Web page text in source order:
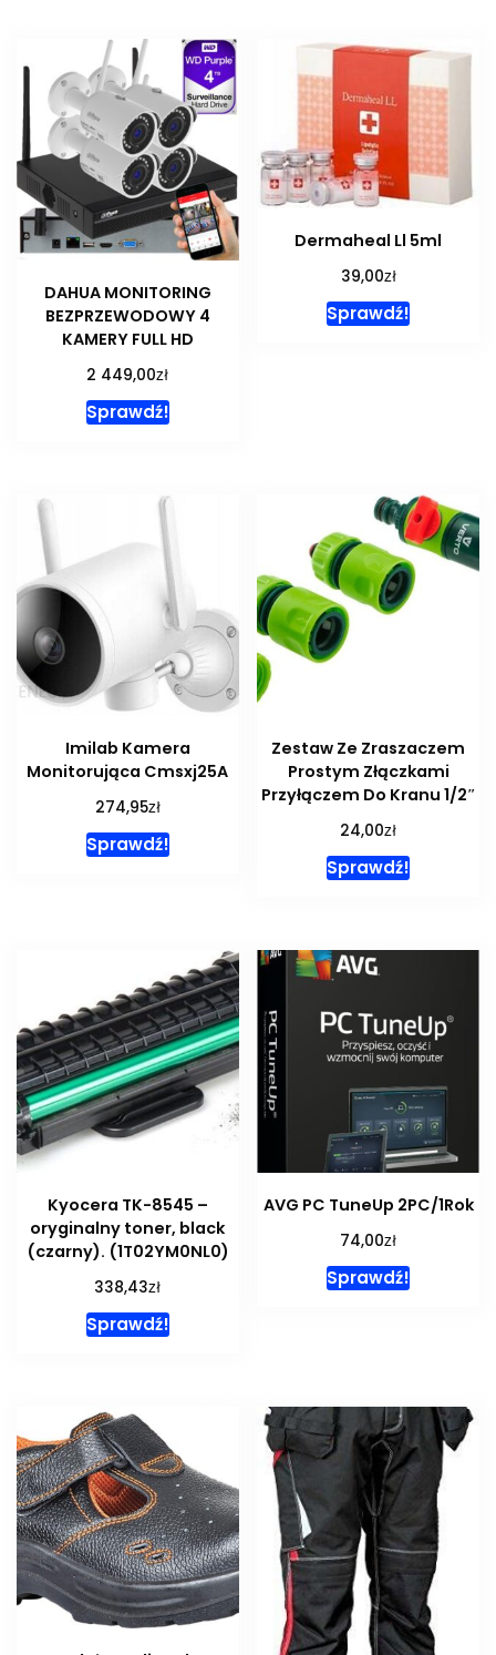
DAHUA MONITORING
BEZPRZEWODOWY 4
KAMERY FULL HD
2 449,00zł
Sprawdź!
Dermaheal Ll 5ml
39,00zł
Sprawdź!
Imilab Kamera
Monitorująca Cmsxj25A
274,95zł
Sprawdź!
Zestaw Ze Zraszaczem
Prostym Złączkami
Przyłączem Do Kranu 1/2″
24,00zł
Sprawdź!
Kyocera TK-8545 –
oryginalny toner, black
(czarny). (1T02YM0NL0)
338,43zł
Sprawdź!
AVG PC TuneUp 2PC/1Rok
74,00zł
Sprawdź!